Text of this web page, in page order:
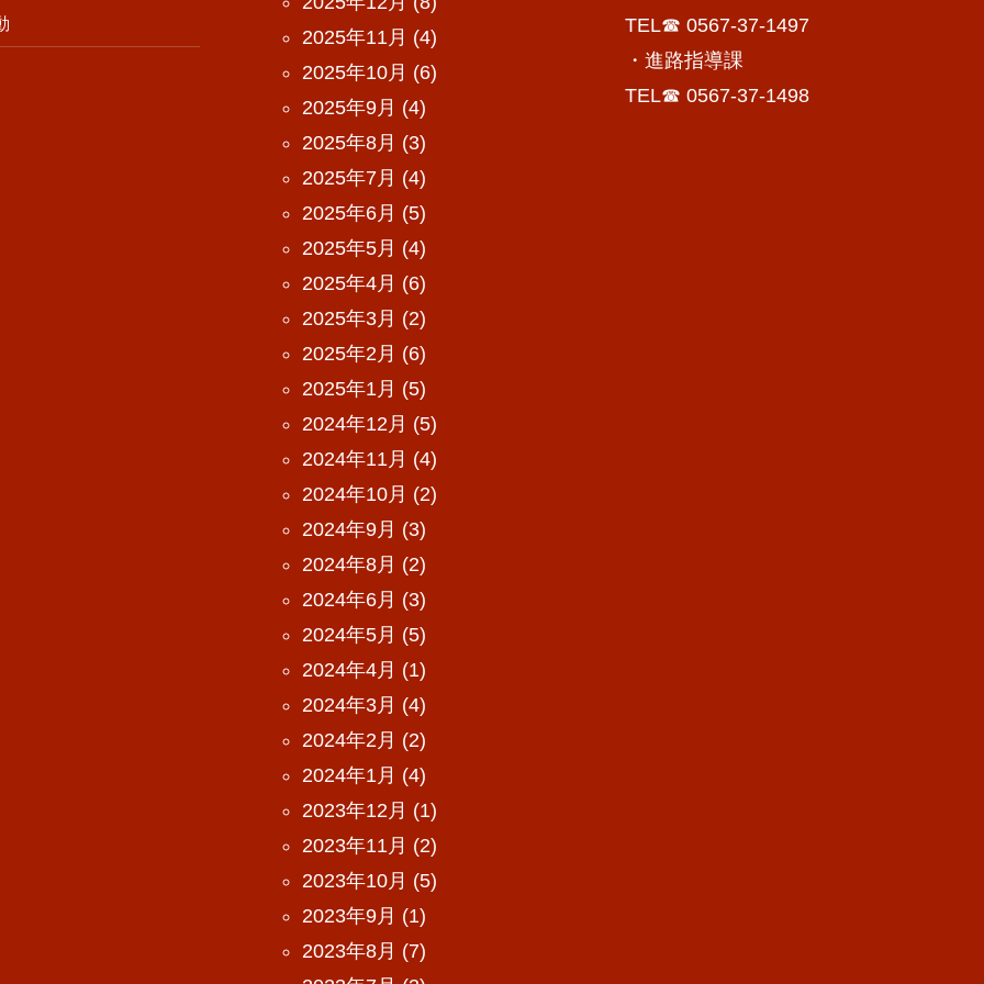
2025年11月 (4)
2025年10月 (6)
2025年9月 (4)
2025年8月 (3)
2025年7月 (4)
2025年6月 (5)
2025年5月 (4)
2025年4月 (6)
2025年3月 (2)
2025年2月 (6)
2025年1月 (5)
2024年12月 (5)
2024年11月 (4)
2024年10月 (2)
2024年9月 (3)
2024年8月 (2)
2024年6月 (3)
2024年5月 (5)
2024年4月 (1)
2024年3月 (4)
2024年2月 (2)
2024年1月 (4)
2023年12月 (1)
2023年11月 (2)
2023年10月 (5)
2023年9月 (1)
2023年8月 (7)
TEL☎ 0567-37-1497
・進路指導課
TEL☎ 0567-37-1498